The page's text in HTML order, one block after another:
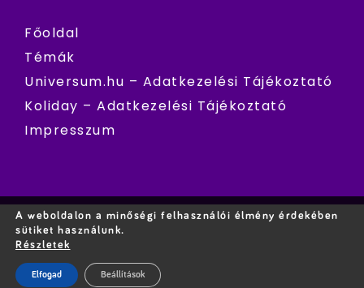
Főoldal
Témák
Universum.hu – Adatkezelési Tájékoztató
Koliday – Adatkezelési Tájékoztató
Impresszum
A weboldalon a minőségi felhasználói élmény érdekében
sütiket használunk.
Részletek
Elfogad Beállítások